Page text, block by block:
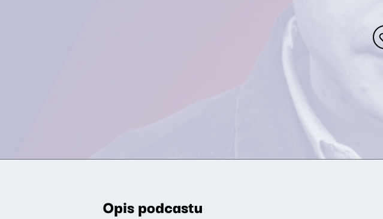
Opis podcastu